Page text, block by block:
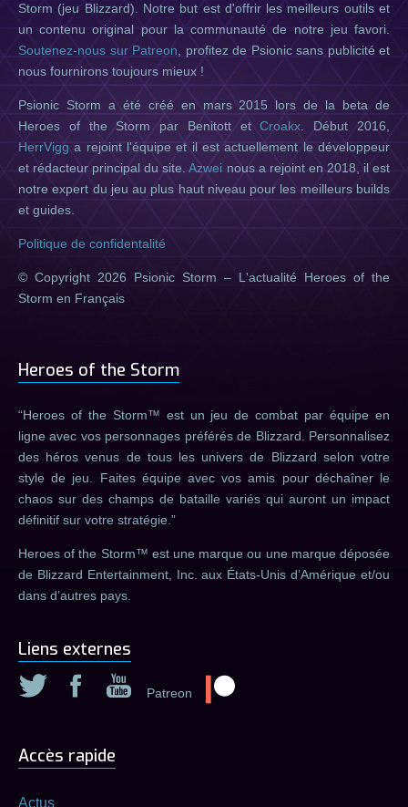
Storm (jeu Blizzard). Notre but est d'offrir les meilleurs outils et
un contenu original pour la communauté de notre jeu favori.
Soutenez-nous sur Patreon, profitez de Psionic sans publicité et
nous fournirons toujours mieux !
Psionic Storm a été créé en mars 2015 lors de la beta de
Heroes of the Storm par Benitott etCroakx. Début 2016,
HerrVigg a rejoint l'équipe et il est actuellement le développeur
et rédacteur principal du site.Azwei nous a rejoint en 2018, il est
notre expert du jeu au plus haut niveau pour les meilleurs builds
et guides.
Politique de confidentalité
© Copyright 2026 Psionic Storm – L'actualité Heroes of the
Storm en Français
Heroes of the Storm
Heroes of the Storm™ est un jeu de combat par équipe en
ligne avec vos personnages préférés de Blizzard. Personnalisez
des héros venus de tous les univers de Blizzard selon votre
style de jeu. Faites équipe avec vos amis pour déchaîner le
chaos sur des champs de bataille variés qui auront un impact
définitif sur votre stratégie.
Heroes of the Storm™ est une marque ou une marque déposée
de Blizzard Entertainment, Inc. aux États-Unis d’Amérique et/ou
dans d’autres pays.
Liens externes
Patreon
Accès rapide
Actus